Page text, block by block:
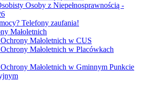
Osoby z Niepełnosprawnością -
Telefony zaufania!
Małoletnich
Małoletnich w CUS
Małoletnich w Placówkach
Małoletnich w Gminnym Punkcie